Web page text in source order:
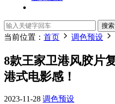
搜索
当前位置： 首页 调色预设
8款王家卫港风胶片
港式电影感！
2023-11-28 调色预设